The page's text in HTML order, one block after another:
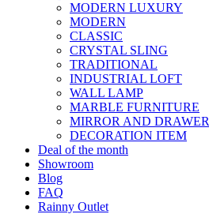
MODERN LUXURY
MODERN
CLASSIC
CRYSTAL SLING
TRADITIONAL
INDUSTRIAL LOFT
WALL LAMP
MARBLE FURNITURE
MIRROR AND DRAWER
DECORATION ITEM
Deal of the month
Showroom
Blog
FAQ
Rainny Outlet